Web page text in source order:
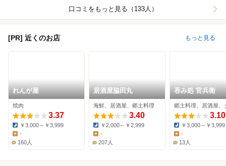
口コミをもっと見る（133人）
[PR] 近くのお店 もっと見る
れんが屋
焼肉
3.37
Dinner:
￥3,000～￥3,999
-
160人
居酒屋脇田丸
海鮮、居酒屋、郷土料理
3.40
Dinner:
￥2,000～￥2,999
-
207人
吞み処 官兵衛
3.10
Dinner:
￥3,000～￥3,999
Lunch:
-
13人